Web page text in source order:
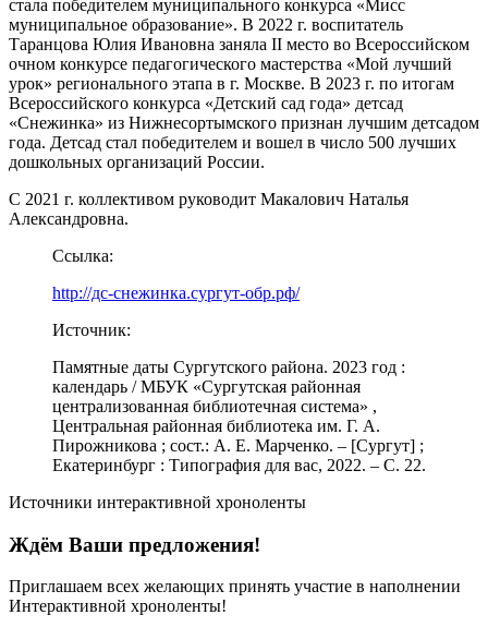
стала победителем муниципального конкурса «Мисс
муниципальное образование». В 2022 г. воспитатель
Таранцова Юлия Ивановна заняла II место во Всероссийском
очном конкурсе педагогического мастерства «Мой лучший
урок» регионального этапа в г. Москве. В 2023 г. по итогам
Всероссийского конкурса «Детский сад года» детсад
«Снежинка» из Нижнесортымского признан лучшим детсадом
года. Детсад стал победителем и вошел в число 500 лучших
дошкольных организаций России.
С 2021 г. коллективом руководит Макалович Наталья
Александровна.
Ссылка:
http://дс-снежинка.сургут-обр.рф/
Источник:
Памятные даты Сургутского района. 2023 год :
календарь / МБУК «Сургутская районная
централизованная библиотечная система» ,
Центральная районная библиотека им. Г. А.
Пирожникова ; сост.: А. Е. Марченко. – [Сургут] ;
Екатеринбург : Типография для вас, 2022. – С. 22.
Источники интерактивной хроноленты
Ждём Ваши предложения!
Приглашаем всех желающих принять участие в наполнении
Интерактивной хроноленты!